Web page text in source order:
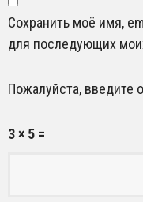
Сохранить моё имя,
для последующих
Пожалуйста, введите
3 × 5 =